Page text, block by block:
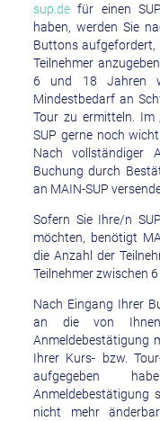
sup.defür einen
haben, werden Sie
Buttons aufgefordert,
Teilnehmer
6 und 18 Jahren
Mindestbedarf an
Tour zu ermitteln. Im
SUP gerne noch
Nach vollständiger
Buchung durch
an MAIN-SUP
Sofern Sie Ihre/n
möchten, benötigt
die Anzahl der
Teilnehmer zwischen
Nach Eingang Ihrer
an die von Ihnen
Anmeldebestätigung
Ihrer Kurs- bzw.
aufgegeben
Anmeldebestätigung
nicht mehr